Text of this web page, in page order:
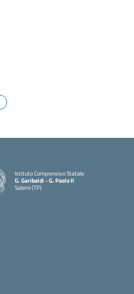
Istituto Comprensivo Statale
G. Garibaldi - G. Paolo II
Salemi (TP)